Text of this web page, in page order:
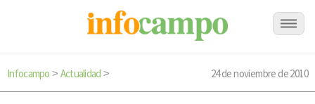
Infocampo > Actualidad > 24 de noviembre de 2010